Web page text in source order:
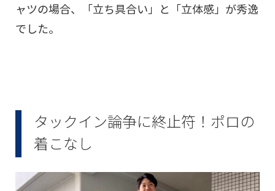
ャツの場合、「立ち具合い」と「立体感」が秀逸
でした。
タックイン論争に終止符！ポロの
着こなし